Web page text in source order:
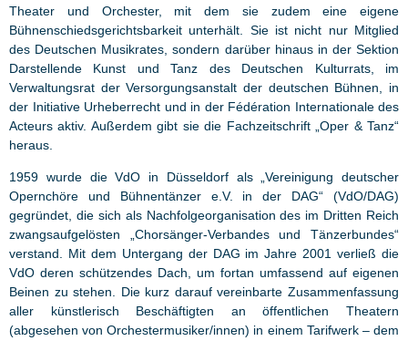
Theater und Orchester, mit dem sie zudem eine eigene
Bühnenschiedsgerichtsbarkeit unterhält. Sie ist nicht nur Mitglied
des Deutschen Musikrates, sondern darüber hinaus in der Sektion
Darstellende Kunst und Tanz des Deutschen Kulturrats, im
Verwaltungsrat der Versorgungsanstalt der deutschen Bühnen, in
der Initiative Urheberrecht und in der Fédération Internationale des
Acteurs aktiv. Außerdem gibt sie die Fachzeitschrift „Oper & Tanz“
heraus.
1959 wurde die VdO in Düsseldorf als „Vereinigung deutscher
Opernchöre und Bühnentänzer e.V. in der DAG“ (VdO/DAG)
gegründet, die sich als Nachfolgeorganisation des im Dritten Reich
zwangsaufgelösten „Chorsänger-Verbandes und Tänzerbundes“
verstand. Mit dem Untergang der DAG im Jahre 2001 verließ die
VdO deren schützendes Dach, um fortan umfassend auf eigenen
Beinen zu stehen. Die kurz darauf vereinbarte Zusammenfassung
aller künstlerisch Beschäftigten an öffentlichen Theatern
(abgesehen von Orchestermusiker/innen) in einem Tarifwerk – dem